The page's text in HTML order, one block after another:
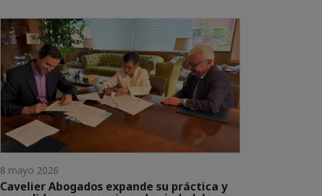
8 mayo 2026
Cavelier Abogados expande su práctica y